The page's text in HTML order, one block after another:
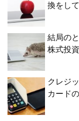
換をし
結局の
株式投
クレジ
カード